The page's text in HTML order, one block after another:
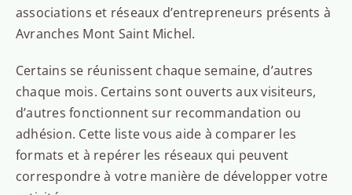
associations et réseaux d’entrepreneurs présents à
Avranches Mont Saint Michel.
Certains se réunissent chaque semaine, d’autres
chaque mois. Certains sont ouverts aux visiteurs,
d’autres fonctionnent sur recommandation ou
adhésion. Cette liste vous aide à comparer les
formats et à repérer les réseaux qui peuvent
correspondre à votre manière de développer votre